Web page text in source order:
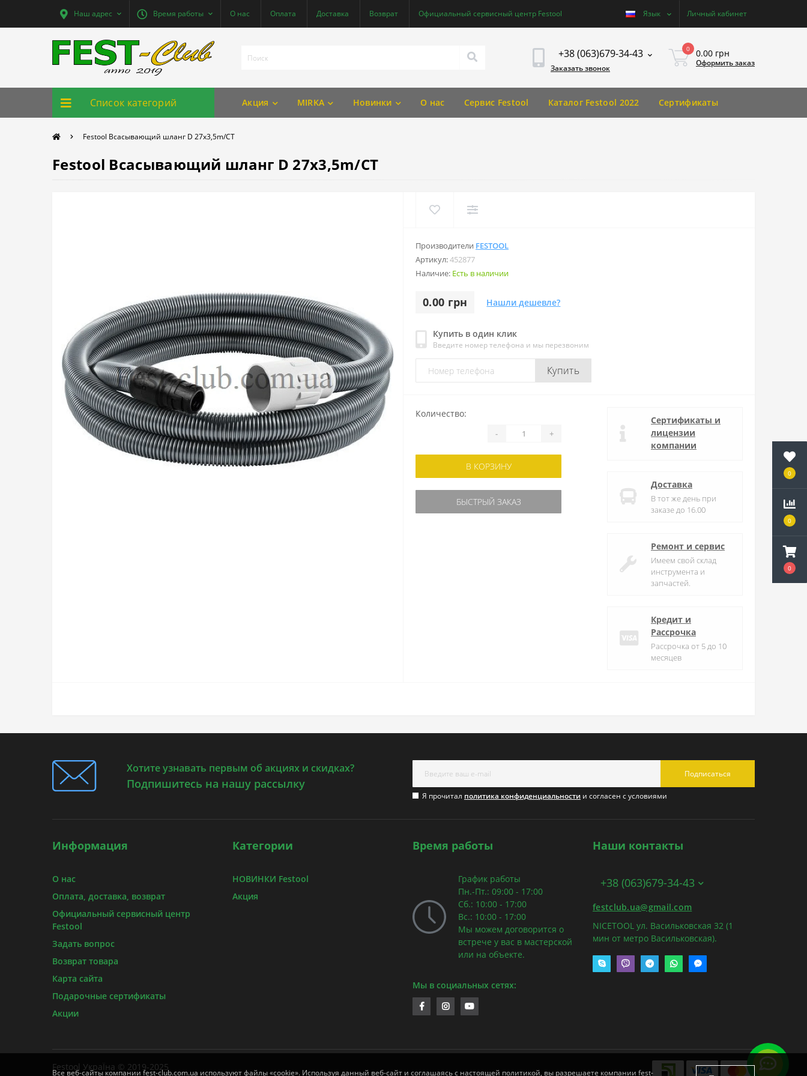
0
0
0
Наш адрес Время работы О нас Оплата Доставка Возврат Официальный сервисный центр Festool Язык Личный кабинет
+38 (063)679-34-43
Заказать звонок
0 0.00 грн
Оформить заказ
Список категорий Акция MIRKA Новинки О нас Сервис Festool Каталог Festool 2022 Сертификаты
Festool Всасывающий шланг D 27x3,5m/CT
Festool Всасывающий шланг D 27x3,5m/CT
Производители FESTOOL
Артикул:452877
Наличие: Есть в наличии
0.00 грн Нашли дешевле?
Купить в один клик
Введите номер телефона и мы перезвоним
Купить
Количество:
- +
В КОРЗИНУ
БЫСТРЫЙ ЗАКАЗ
Сертификаты и
лицензии
компании
Доставка
В тот же день при
заказе до 16.00
Ремонт и сервис
Имеем свой склад
инструмента и
запчастей.
Кредит и
Рассрочка
Рассрочка от 5 до 10
месяцев
Хотите узнавать первым об акциях и скидках?
Подпишитесь на нашу рассылку
Подписаться
Я прочитал политика конфиденциальности и согласен с условиями
Информация
О нас
Оплата, доставка, возврат
Официальный сервисный центр
Festool
Задать вопрос
Возврат товара
Карта сайта
Подарочные сертификаты
Акции
Категории
НОВИНКИ Festool
Акция
Время работы
График работы
Пн.-Пт.: 09:00 - 17:00
Сб.: 10:00 - 17:00
Вс.: 10:00 - 17:00
Мы можем договорится о
встрече у вас в мастерской
или на объекте.
Мы в социальных сетях:
Наши контакты
+38 (063)679-34-43
festclub.ua@gmail.com
NICETOOL ул. Васильковская 32 (1
мин от метро Васильковская).
Festool УкраЇна © 2019-2025
Все веб-сайты компании fest-club.com.ua используют файлы «cookie». Используя данный веб-сайт и соглашаясь с настоящей политикой, вы разрешаете компании fest-